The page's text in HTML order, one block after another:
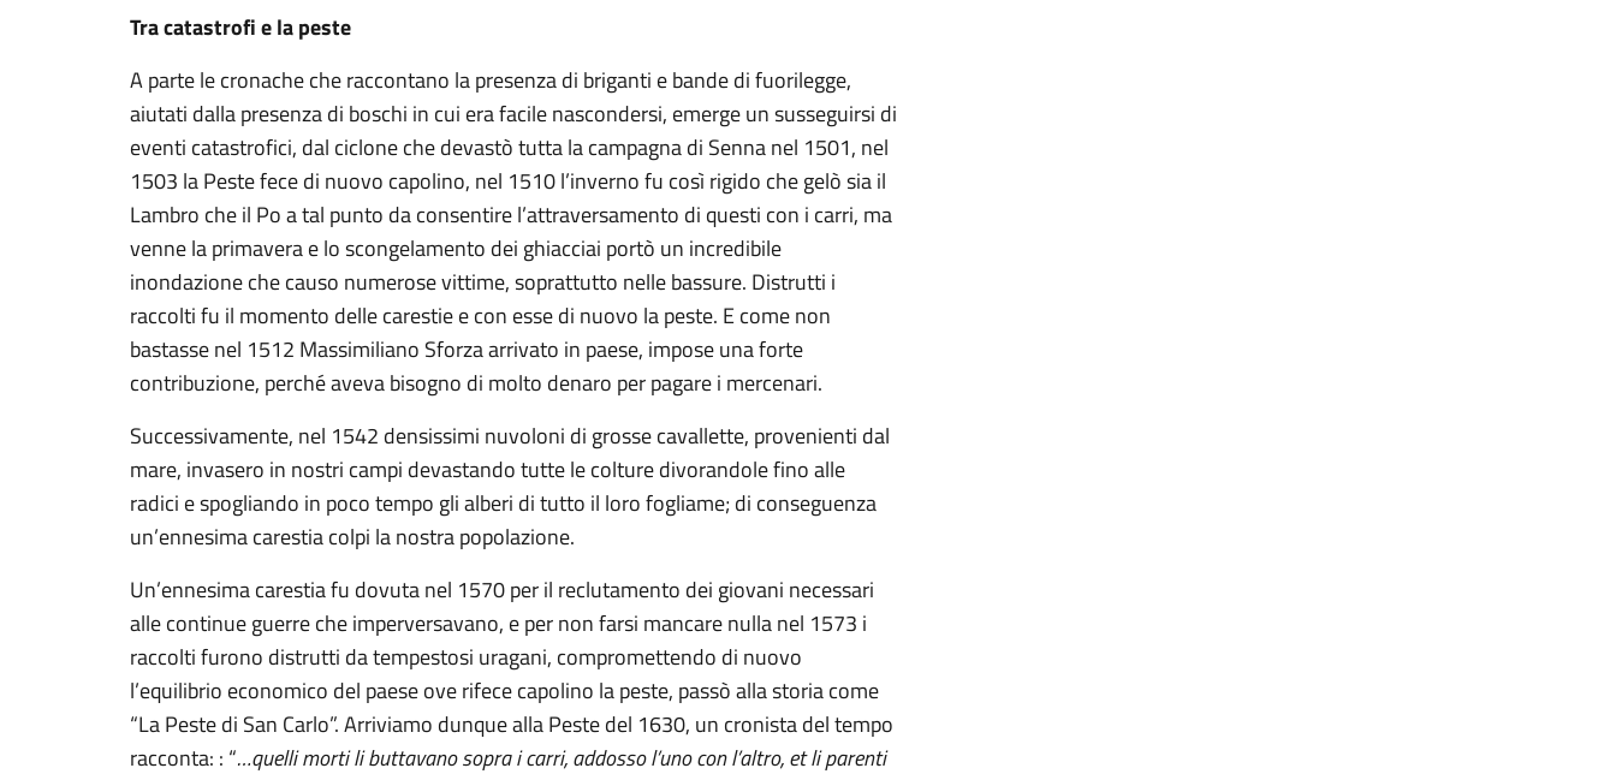
Tra catastrofi e la peste
A parte le cronache che raccontano la presenza di briganti e bande di fuorilegge,
aiutati dalla presenza di boschi in cui era facile nascondersi, emerge un susseguirsi di
eventi catastrofici, dal ciclone che devastò tutta la campagna di Senna nel 1501, nel
1503 la Peste fece di nuovo capolino, nel 1510 l’inverno fu così rigido che gelò sia il
Lambro che il Po a tal punto da consentire l’attraversamento di questi con i carri, ma
venne la primavera e lo scongelamento dei ghiacciai portò un incredibile
inondazione che causo numerose vittime, soprattutto nelle bassure. Distrutti i
raccolti fu il momento delle carestie e con esse di nuovo la peste. E come non
bastasse nel 1512 Massimiliano Sforza arrivato in paese, impose una forte
contribuzione, perché aveva bisogno di molto denaro per pagare i mercenari.
Successivamente, nel 1542 densissimi nuvoloni di grosse cavallette, provenienti dal
mare, invasero in nostri campi devastando tutte le colture divorandole fino alle
radici e spogliando in poco tempo gli alberi di tutto il loro fogliame; di conseguenza
un’ennesima carestia colpi la nostra popolazione.
Un’ennesima carestia fu dovuta nel 1570 per il reclutamento dei giovani necessari
alle continue guerre che imperversavano, e per non farsi mancare nulla nel 1573 i
raccolti furono distrutti da tempestosi uragani, compromettendo di nuovo
l’equilibrio economico del paese ove rifece capolino la peste, passò alla storia come
“La Peste di San Carlo”. Arriviamo dunque alla Peste del 1630, un cronista del tempo
racconta: : “…quelli morti li buttavano sopra i carri, addosso l’uno con l’altro, et li parenti